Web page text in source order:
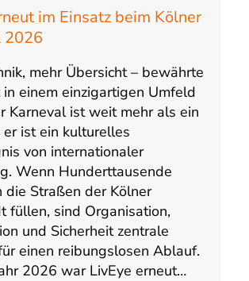
im Einsatz beim Kölner
2026
mehr Übersicht – bewährte
in einem einzigartigen Umfeld
Karneval ist weit mehr als ein
ist ein kulturelles
von internationaler
Wenn Hunderttausende
die Straßen der Kölner
füllen, sind Organisation,
und Sicherheit zentrale
einen reibungslosen Ablauf.
2026 war LivEye erneut…